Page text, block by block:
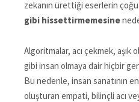
zekanın ürettiği eserlerin
gibi hissettirmemesine
Algoritmalar, acı çekmek, aşık
gibi insan olmaya dair hiçbir
Bu nedenle, insan sanatının
oluşturan empati, bilinçli acı